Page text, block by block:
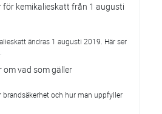
kemikalieskatt från 1 augusti
ändras 1 augusti 2019. Här ser
om vad som gäller
brandsäkerhet och hur man uppfyller